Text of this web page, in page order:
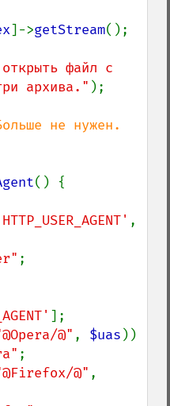
]->getStream();
файл с
архива." );
не нужен.
() {
;
];
@" , $uas ))
;
@"